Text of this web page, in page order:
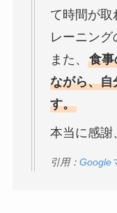
て時間が取
レーニング
また、 食事
ながら、自
す。
本当に感謝
引用： Google